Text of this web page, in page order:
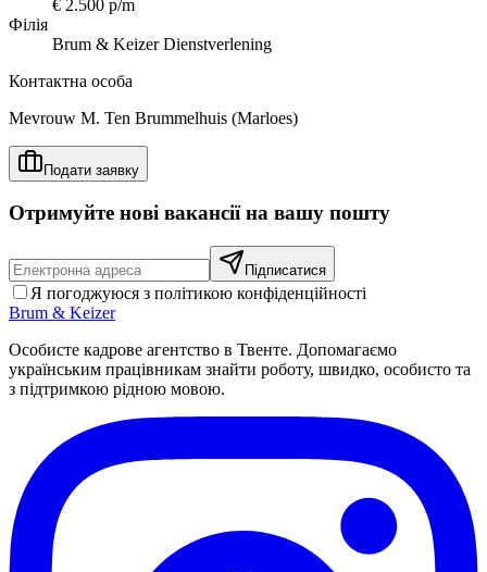
€ 2.500 p/m
Філія
Brum & Keizer Dienstverlening
Контактна особа
Mevrouw M. Ten Brummelhuis (Marloes)
Подати заявку
Отримуйте нові вакансії на вашу пошту
Підписатися
Я погоджуюся з політикою конфіденційності
Brum & Keizer
Особисте кадрове агентство в Твенте. Допомагаємо
українським працівникам знайти роботу, швидко, особисто та
з підтримкою рідною мовою.